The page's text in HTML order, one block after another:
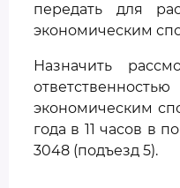
передать для
экономическим
Назначить
экономическим
года в 11 часов в
3048 (подъезд 5).